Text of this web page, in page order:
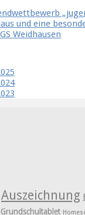
und eine
Weidhausen
Auszeichnung
Grundschultablet